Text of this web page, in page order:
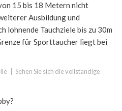
15 bis 18 Metern nicht
Ausbildung und
lohnende Tauchziele bis zu 30m
für Sporttaucher liegt bei
Sehen Sie sich die vollständige